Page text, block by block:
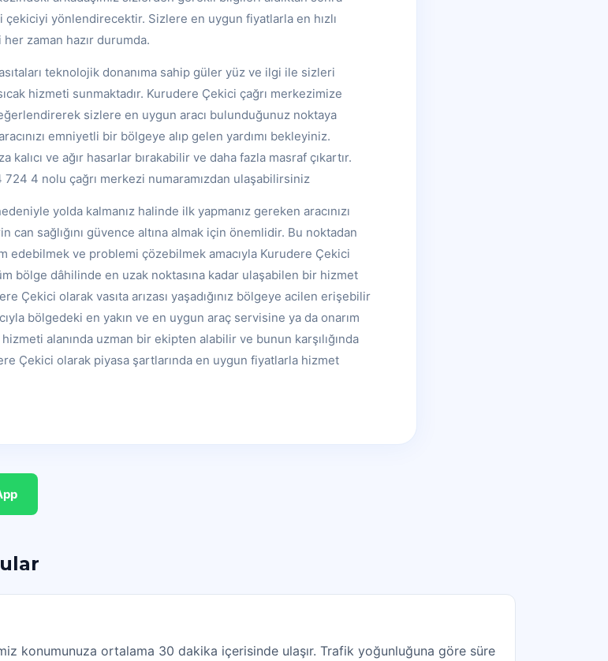
çekiciyi yönlendirecektir. Sizlere en uygun fiyatlarla en hızlı
zaman hazır durumda.
teknolojik donanıma sahip güler yüz ve ilgi ile sizleri
hizmeti sunmaktadır. Kurudere Çekici çağrı merkezimize
sizlere en uygun aracı bulunduğunuz noktaya
emniyetli bir bölgeye alıp gelen yardımı bekleyiniz.
kalıcı ve ağır hasarlar bırakabilir ve daha fazla masraf çıkartır.
4 nolu çağrı merkezi numaramızdan ulaşabilirsiniz
yolda kalmanız halinde ilk yapmanız gereken aracınızı
sağlığını güvence altına almak için önemlidir. Bu noktadan
edebilmek ve problemi çözebilmek amacıyla Kurudere Çekici
bölge dâhilinde en uzak noktasına kadar ulaşabilen bir hizmet
Çekici olarak vasıta arızası yaşadığınız bölgeye acilen erişebilir
bölgedeki en yakın ve en uygun araç servisine ya da onarım
alanında uzman bir ekipten alabilir ve bunun karşılığında
Çekici olarak piyasa şartlarında en uygun fiyatlarla hizmet
konumunuza ortalama 30 dakika içerisinde ulaşır. Trafik yoğunluğuna göre süre